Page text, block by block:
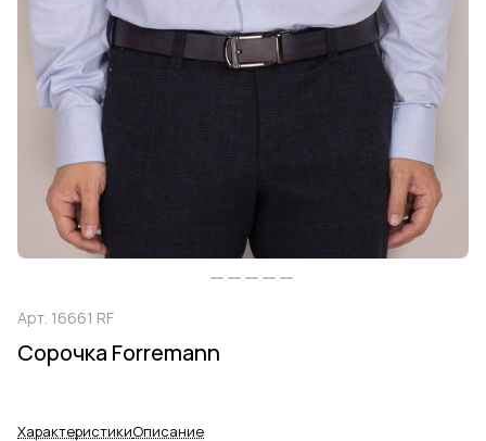
Арт. 16661 RF
Сорочка Forremann
ХарактеристикиОписание